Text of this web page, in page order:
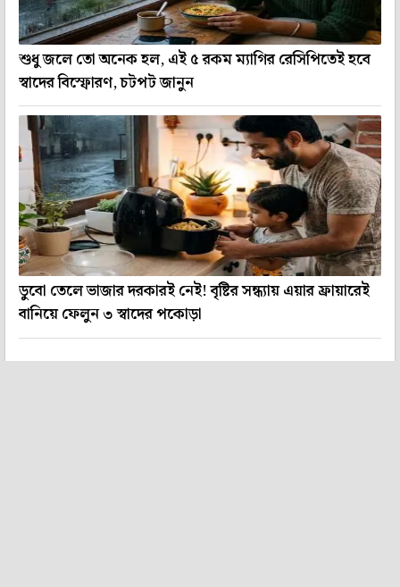
শুধু জলে তো অনেক হল, এই ৫ রকম ম্যাগির রেসিপিতেই হবে
স্বাদের বিস্ফোরণ, চটপট জানুন
ডুবো তেলে ভাজার দরকারই নেই! বৃষ্টির সন্ধ্যায় এয়ার ফ্রায়ারেই
বানিয়ে ফেলুন ৩ স্বাদের পকোড়া